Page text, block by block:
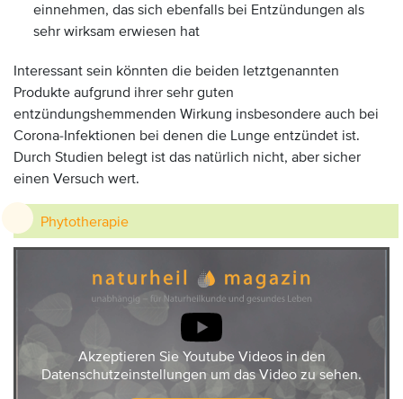
einnehmen, das sich ebenfalls bei Entzündungen als
sehr wirksam erwiesen hat
Interessant sein könnten die beiden letztgenannten
Produkte aufgrund ihrer sehr guten
entzündungshemmenden Wirkung insbesondere auch bei
Corona-Infektionen bei denen die Lunge entzündet ist.
Durch Studien belegt ist das natürlich nicht, aber sicher
einen Versuch wert.
Phytotherapie
Akzeptieren Sie Youtube Videos in den
Datenschutzeinstellungen um das Video zu sehen.